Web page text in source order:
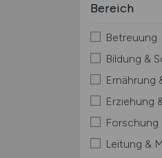
Bereich
Betreuung
Bildung &
Ernährung
Erziehung
Leitung &